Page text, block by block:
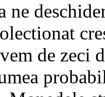
ne
de zeci